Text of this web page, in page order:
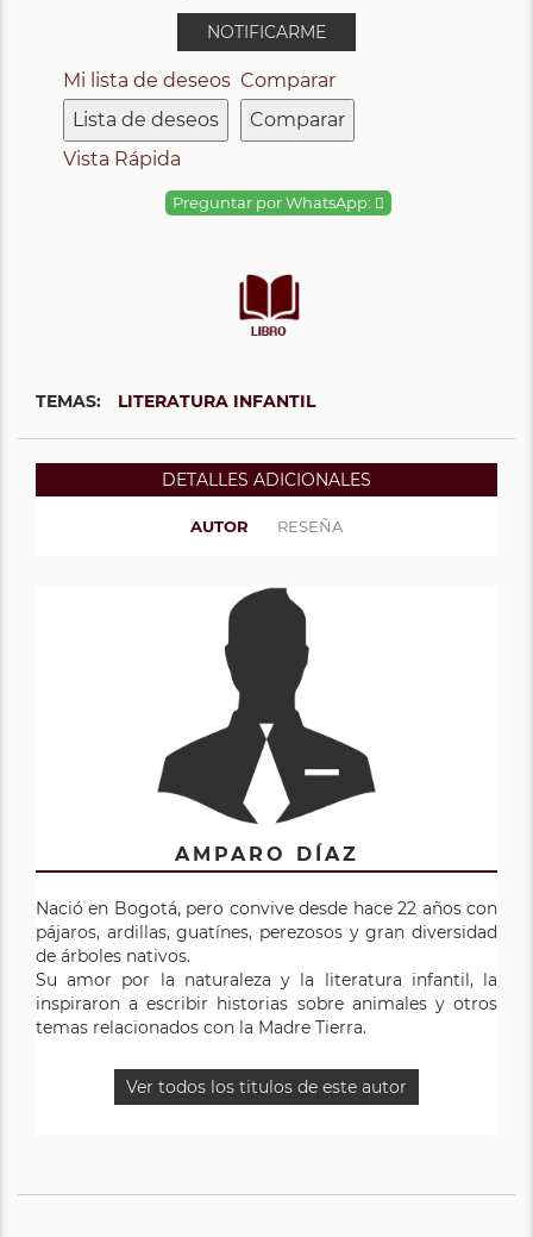
NOTIFICARME
Mi lista de deseos
Lista de deseos
Comparar
Comparar
Vista Rápida
Preguntar por WhatsApp:
TEMAS: LITERATURA INFANTIL
DETALLES ADICIONALES
AUTOR RESEÑA
AMPARO DÍAZ
Nació en Bogotá, pero convive desde hace 22 años con
pájaros, ardillas, guatínes, perezosos y gran diversidad
de árboles nativos.
Su amor por la naturaleza y la literatura infantil, la
inspiraron a escribir historias sobre animales y otros
temas relacionados con la Madre Tierra.
Ver todos los titulos de este autor